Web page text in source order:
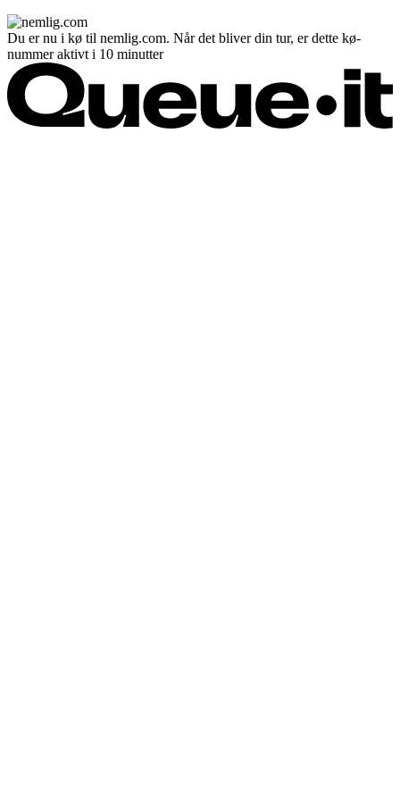
Du er nu i kø til nemlig.com. Når det bliver din tur, er dette kø-
nummer aktivt i 10 minutter